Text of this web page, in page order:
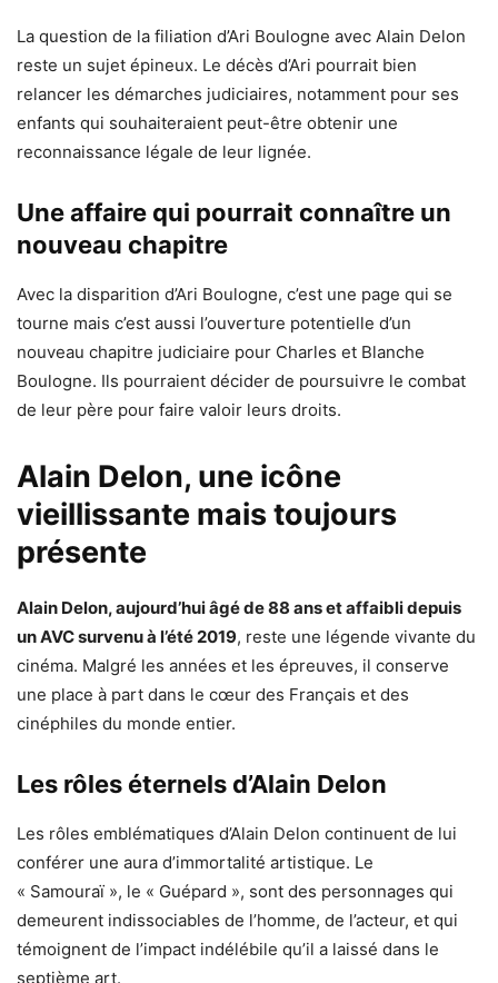
La question de la filiation d’Ari Boulogne avec Alain Delon
reste un sujet épineux. Le décès d’Ari pourrait bien
relancer les démarches judiciaires, notamment pour ses
enfants qui souhaiteraient peut-être obtenir une
reconnaissance légale de leur lignée.
Une affaire qui pourrait connaître un
nouveau chapitre
Avec la disparition d’Ari Boulogne, c’est une page qui se
tourne mais c’est aussi l’ouverture potentielle d’un
nouveau chapitre judiciaire pour Charles et Blanche
Boulogne. Ils pourraient décider de poursuivre le combat
de leur père pour faire valoir leurs droits.
Alain Delon, une icône
vieillissante mais toujours
présente
Alain Delon, aujourd’hui âgé de 88 ans et affaibli depuis
un AVC survenu à l’été 2019, reste une légende vivante du
cinéma. Malgré les années et les épreuves, il conserve
une place à part dans le cœur des Français et des
cinéphiles du monde entier.
Les rôles éternels d’Alain Delon
Les rôles emblématiques d’Alain Delon continuent de lui
conférer une aura d’immortalité artistique. Le
« Samouraï », le « Guépard », sont des personnages qui
demeurent indissociables de l’homme, de l’acteur, et qui
témoignent de l’impact indélébile qu’il a laissé dans le
septième art.